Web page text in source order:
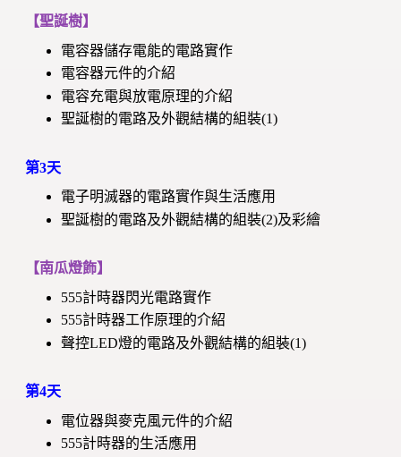
【聖誕樹】
電容器儲存電能的電路實作
電容器元件的介紹
電容充電與放電原理的介紹
聖誕樹的電路及外觀結構的組裝(1)
第3天
電子明滅器的電路實作與生活應用
聖誕樹的電路及外觀結構的組裝(2)及彩繪
【南瓜燈飾】
555計時器閃光電路實作
555計時器工作原理的介紹
聲控LED燈的電路及外觀結構的組裝(1)
第4天
電位器與麥克風元件的介紹
555計時器的生活應用